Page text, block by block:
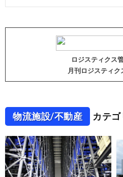
ロジスティクス
月刊ロジスティク
物流施設/不動産 カテ